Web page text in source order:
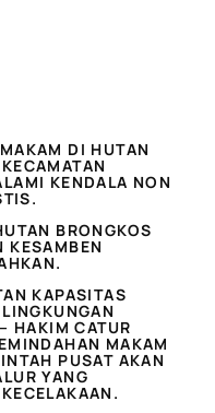
DI HUTAN
KENDALA NON
BRONGKOS
KESAMBEN
KAPASITAS
HAKIM CATUR
MAKAM
PUSAT AKAN
YANG